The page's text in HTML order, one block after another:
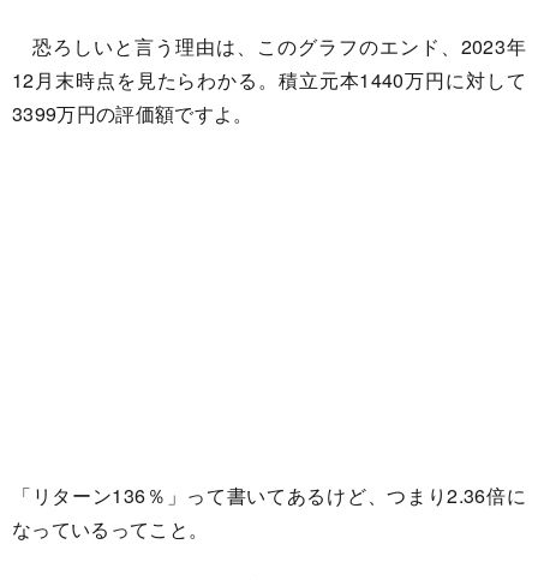
恐ろしいと言う理由は、このグラフのエンド、2023年
12月末時点を見たらわかる。積立元本1440万円に対して
3399万円の評価額ですよ。
「リターン136％」って書いてあるけど、つまり2.36倍に
なっているってこと。